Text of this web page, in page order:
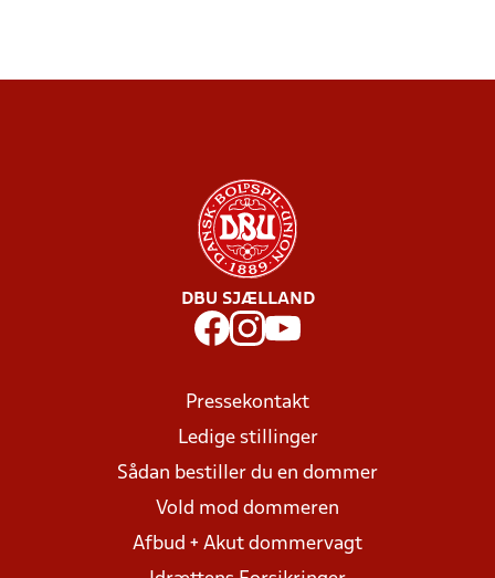
DBU SJÆLLAND
Pressekontakt
Ledige stillinger
Sådan bestiller du en dommer
Vold mod dommeren
Afbud + Akut dommervagt